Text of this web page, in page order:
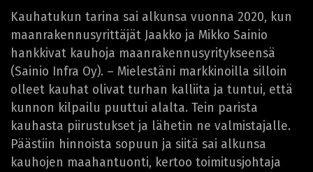
Kauhatukun tarina sai alkunsa vuonna 2020, kun
maanrakennusyrittäjät Jaakko ja Mikko Sainio
hankkivat kauhoja maanrakennusyritykseensä
(Sainio Infra Oy). – Mielestäni markkinoilla silloin
olleet kauhat olivat turhan kalliita ja tuntui, että
kunnon kilpailu puuttui alalta. Tein parista
kauhasta piirustukset ja lähetin ne valmistajalle.
Päästiin hinnoista sopuun ja siitä sai alkunsa
kauhojen maahantuonti, kertoo toimitusjohtaja